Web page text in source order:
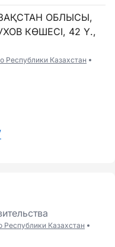
ОБЛЫСЫ,
КӨШЕСІ, 42 Ү.,
Республики Казахстан
Республики Казахстан